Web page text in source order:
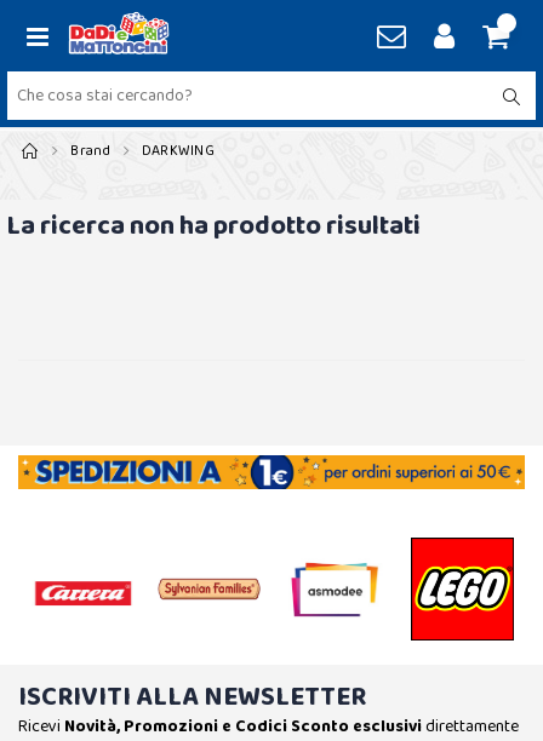
Brand DARKWING
La ricerca non ha prodotto risultati
ISCRIVITI ALLA NEWSLETTER
Ricevi Novità, Promozioni e Codici Sconto esclusividirettamente